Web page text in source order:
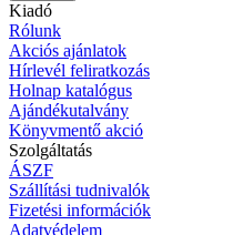
Kiadó
Rólunk
Akciós ajánlatok
Hírlevél feliratkozás
Holnap katalógus
Ajándékutalvány
Könyvmentő akció
Szolgáltatás
ÁSZF
Szállítási tudnivalók
Fizetési információk
Adatvédelem